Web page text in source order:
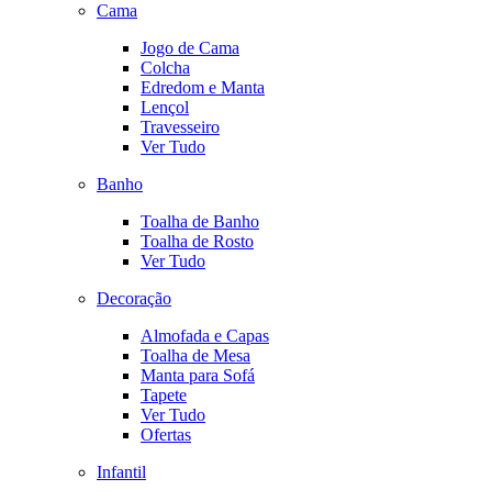
Cama
Jogo de Cama
Colcha
Edredom e Manta
Lençol
Travesseiro
Ver Tudo
Banho
Toalha de Banho
Toalha de Rosto
Ver Tudo
Decoração
Almofada e Capas
Toalha de Mesa
Manta para Sofá
Tapete
Ver Tudo
Ofertas
Infantil